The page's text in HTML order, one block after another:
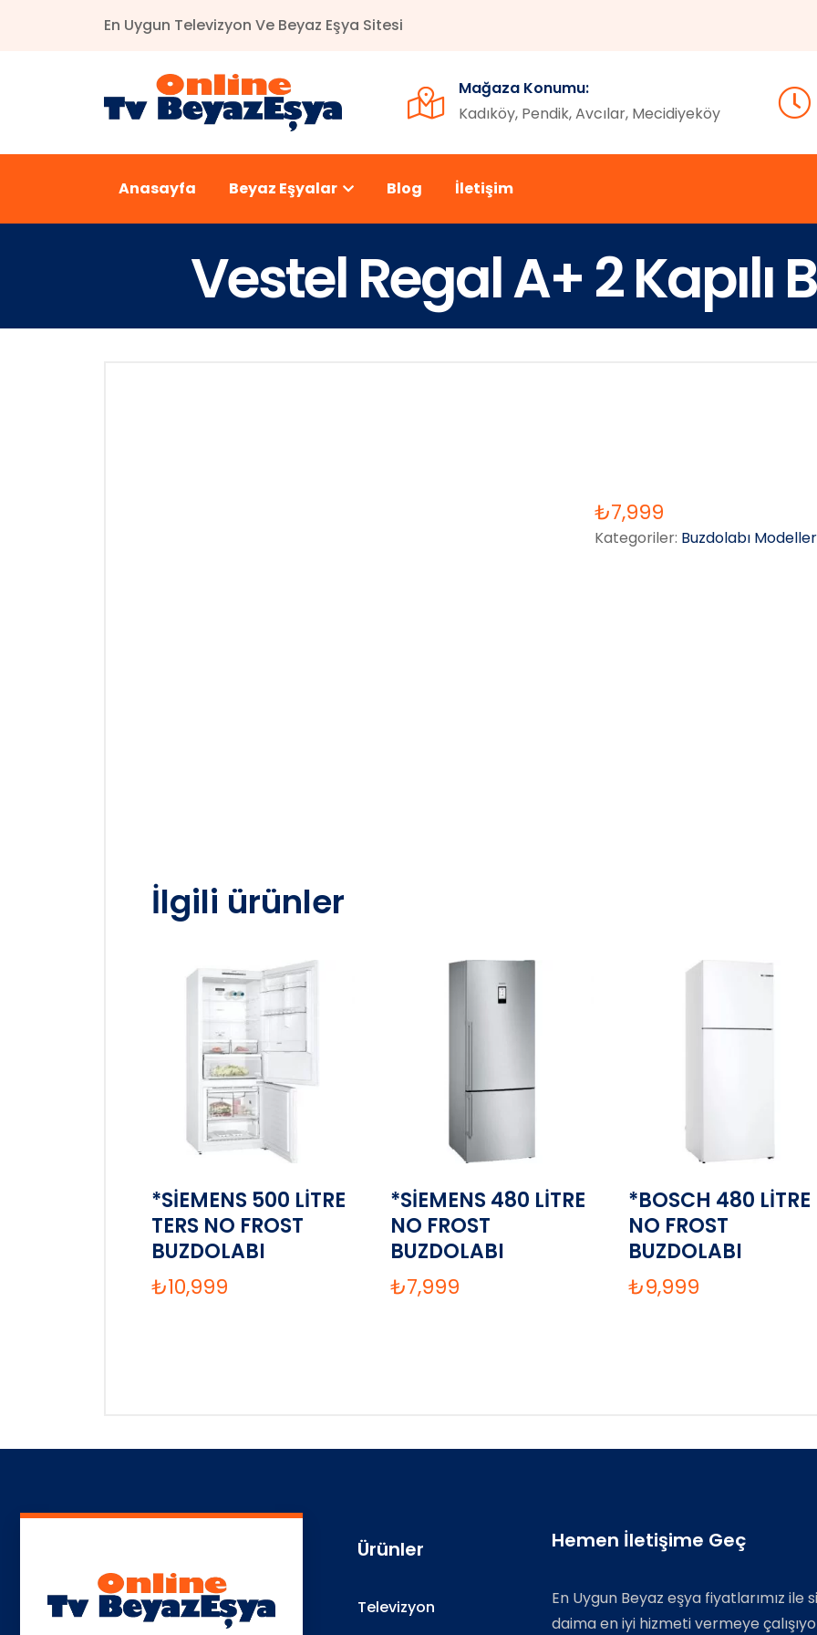
En Uygun Televizyon Ve Beyaz Eşya Sitesi
Mağaza Konumu:
Kadıköy, Pendik, Avcılar, Mecidiyeköy
Anasayfa Beyaz Eşyalar Blog İletişim
Vestel Regal A+ 2 Kapılı
₺7,999
Kategoriler: Buzdolabı
İlgili ürünler
*SİEMENS 500 LİTRE
TERS NO FROST
BUZDOLABI
₺10,999
*SİEMENS 480 LİTRE
NO FROST
BUZDOLABI
₺7,999
*BOSCH 480 LİTRE
NO FROST
BUZDOLABI
₺9,999
Ürünler
Televizyon
Hemen İletişime Geç
En Uygun Beyaz eşya fiyatlarımız ile
daima en iyi hizmeti vermeye